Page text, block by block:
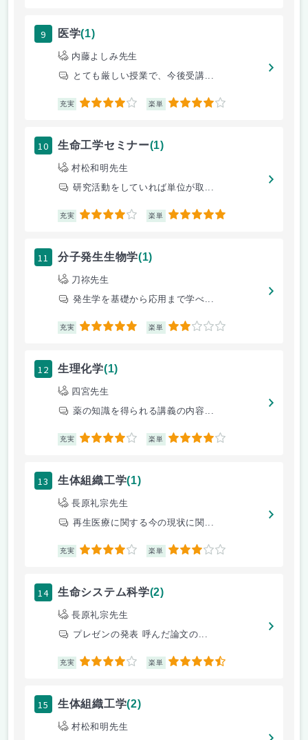
9 医学(1)
内藤よしみ先生
とても厳しい授業で、今後受講...
充実 4 楽単 4
10 生命工学セミナー(1)
村松和明先生
研究活動をしていれば単位が取...
充実 4 楽単 5
11 分子発生生物学(1)
刀祢先生
発生学を基礎から応用まで学べ...
充実 5 楽単 2
12 生理化学(1)
四宮先生
薬の知識を得られる講義の内容...
充実 4 楽単 4
13 生体組織工学(1)
長原礼宗先生
再生医療に関する今の現状に関...
充実 4 楽単 3
14 生命システム科学(2)
長原礼宗先生
プレゼンの発表 呼んだ論文の...
充実 4 楽単 4.5
15 生体組織工学(2)
村松和明先生